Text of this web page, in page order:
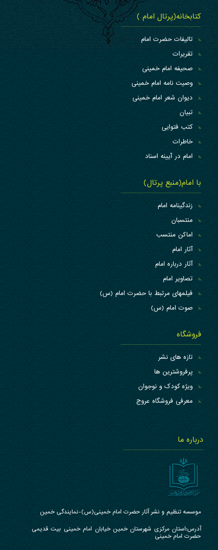
کتابخانه(پرتال امام )
تالیفات حضرت امام
تقریرات
صحیفه امام خمینی
وصیت نامه امام خمینی
دیوان شعر امام خمینی
تبیان
کتب فتوایی
خاطرات
امام در آیینه اسناد
با امام(منبع پرتال)
زندگینامه امام
منتسبان
اماکن منتسب
آثار امام
آثار درباره امام
تصاویر امام
فیلمهای مرتبط با حضرت امام (س)
صوت امام (س)
فروشگاه
تازه های نشر
پرفروشترین ها
ویژه کودک و نوجوان
معرفی فروشگاه عروج
درباره ما
موسسه تنظیم و نشر آثار حضرت امام خمینی(س)-نمایندگی خمین
آدرس:استان مرکزی شهرستان خمین خیابان امام خمینی بیت قدیمی
حضرت امام خمینی